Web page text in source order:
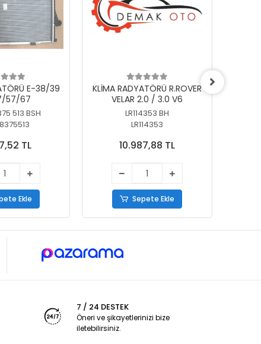
E-38/39
57/67
513 BSH
TL
Ekle
KLİMA RADYATÖRÜ R.ROVER
VELAR 2.0 / 3.0 V6
LR114353 BH
LR114353
10.987,88 TL
Sepete Ekle
7 / 24 DESTEK
Öneri ve şikayetlerinizi bize
iletebilirsiniz.